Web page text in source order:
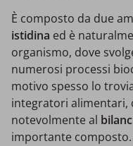
È composto da due
istidina ed è
organismo, dove
numerosi processi
motivo spesso lo
integratori alimentari,
notevolmente al
importante composto.